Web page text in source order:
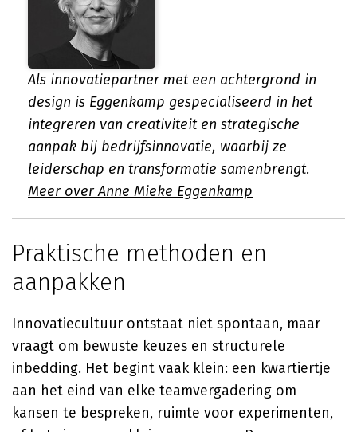
Als innovatiepartner met een achtergrond in
design is Eggenkamp gespecialiseerd in het
integreren van creativiteit en strategische
aanpak bij bedrijfsinnovatie, waarbij ze
leiderschap en transformatie samenbrengt.
Meer over Anne Mieke Eggenkamp
Praktische methoden en
aanpakken
Innovatiecultuur ontstaat niet spontaan, maar
vraagt om bewuste keuzes en structurele
inbedding. Het begint vaak klein: een kwartiertje
aan het eind van elke teamvergadering om
kansen te bespreken, ruimte voor experimenten,